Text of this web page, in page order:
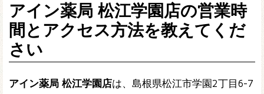
アイン薬局 松江学園店の営業時
間とアクセス方法を教えてくだ
さい
アイン薬局 松江学園店は、島根県松江市学園2丁目6-7